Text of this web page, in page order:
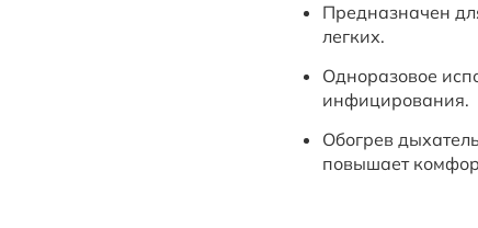
Предназначен
легких.
Одноразовое
инфицирования.
Обогрев
повышает